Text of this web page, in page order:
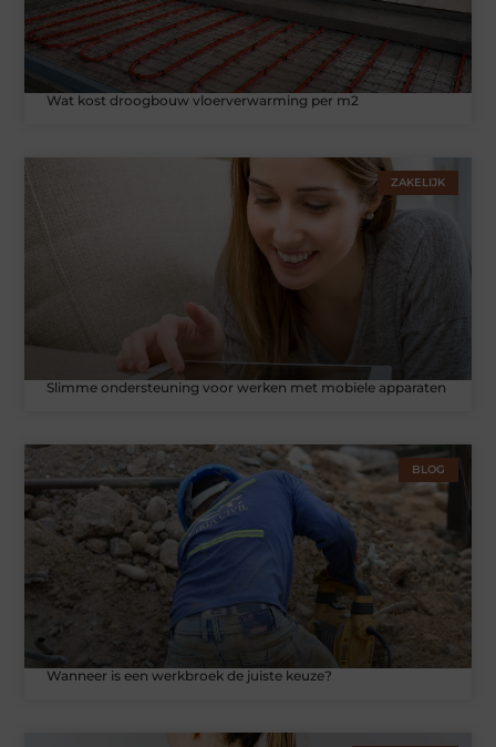
Wat kost droogbouw vloerverwarming per m2
ZAKELIJK
Slimme ondersteuning voor werken met mobiele apparaten
BLOG
Wanneer is een werkbroek de juiste keuze?